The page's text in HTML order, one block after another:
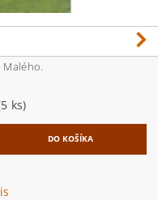
ks)